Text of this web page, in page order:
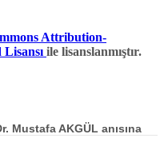
Attribution-
ile lisanslanmıştır.
Mustafa AKGÜL anısına